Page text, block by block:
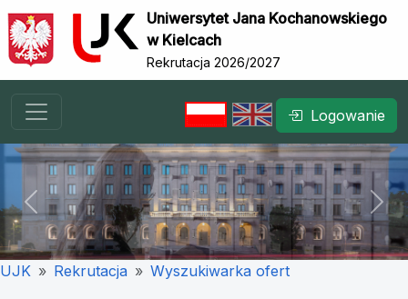
Uniwersytet Jana Kochanowskiego
w Kielcach
Rekrutacja 2026/2027
Logowanie
Previous Next
UJK Rekrutacja Wyszukiwarka ofert